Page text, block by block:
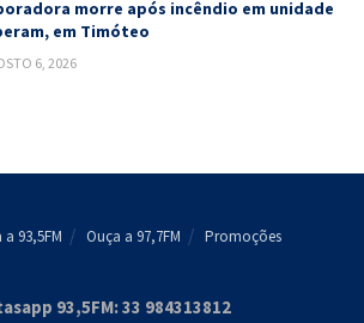
morre após incêndio em unidade
em Timóteo
6, 2026
a 93,5FM Ouça a 97,7FM Promoções
93,5FM: 33 984313812